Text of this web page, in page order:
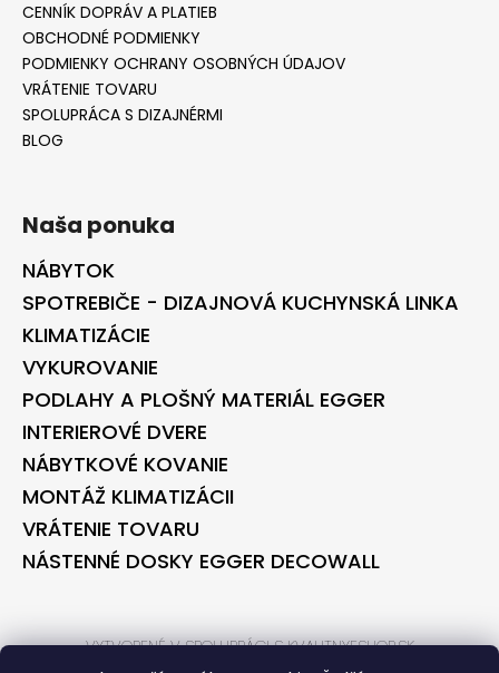
CENNÍK DOPRÁV A PLATIEB
OBCHODNÉ PODMIENKY
PODMIENKY OCHRANY OSOBNÝCH ÚDAJOV
VRÁTENIE TOVARU
SPOLUPRÁCA S DIZAJNÉRMI
BLOG
Naša ponuka
NÁBYTOK
SPOTREBIČE - DIZAJNOVÁ KUCHYNSKÁ LINKA
KLIMATIZÁCIE
VYKUROVANIE
PODLAHY A PLOŠNÝ MATERIÁL EGGER
INTERIEROVÉ DVERE
NÁBYTKOVÉ KOVANIE
MONTÁŽ KLIMATIZÁCII
VRÁTENIE TOVARU
NÁSTENNÉ DOSKY EGGER DECOWALL
VYTVORENÉ V SPOLUPRÁCI S KVALITNYESHOP.SK
VYTVORENÉ V SPOLUPRÁCI S BONTEC.SK